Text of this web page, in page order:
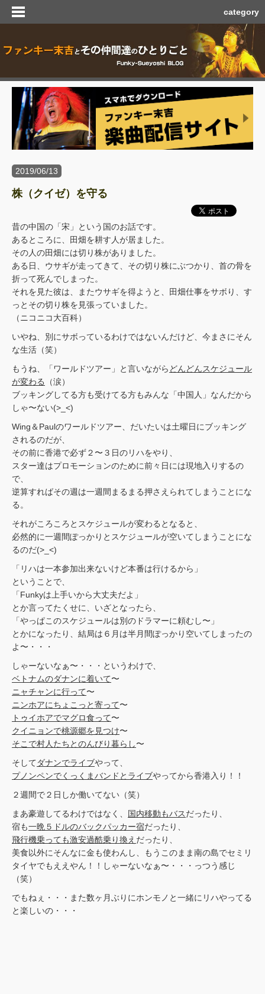
category
2019/06/13
株（クイゼ）を守る
昔の中国の「宋」という国のお話です。
あるところに、田畑を耕す人が居ました。
その人の田畑には切り株がありました。
ある日、ウサギが走ってきて、その切り株にぶつかり、首の骨を
折って死んでしまった。
それを見た彼は、またウサギを得ようと、田畑仕事をサボり、す
っとその切り株を見張っていました。
（ニコニコ大百科）
いやね、別にサボっているわけではないんだけど、今まさにそん
な生活（笑）
もうね、「ワールドツアー」と言いながら どんどんスケジュール
が変わる
（涙）
ブッキングしてる方も受けてる方もみんな「中国人」なんだから
しゃ〜ない(>_<)
Wing＆Paulのワールドツアー、だいたいは土曜日にブッキング
されるのだが、
その前に香港で必ず２〜３日のリハをやり、
スター達はプロモーションのために前々日には現地入りするの
で、
逆算すればその週は一週間まるまる押さえられてしまうことにな
る。
それがころころとスケジュールが変わるとなると、
必然的に一週間ぽっかりとスケジュールが空いてしまうことにな
るのだ(>_<)
「リハは一本参加出来ないけど本番は行けるから」
ということで、
「Funkyは上手いから大丈夫だよ」
とか言ってたくせに、いざとなったら、
「やっぱこのスケジュールは別のドラマーに頼むし〜」
とかになったり、結局は６月は半月間ぽっかり空いてしまったの
よ〜・・・
しゃーないなぁ〜・・・というわけで、
ベトナムのダナンに着いて〜
ニャチャンに行って〜
ニンホアにちょこっと寄って〜
トゥイホアでマグロ食って〜
クイニョンで桃源郷を見つけ〜
そこで村人たちとのんびり暮らし〜
そしてダナンでライブやって、
プノンペンでくっくまバンドとライブやってから香港入り！！
２週間で２日しか働いてない（笑）
まあ豪遊してるわけではなく、
国内移動もバスだったり、
宿も一晩５ドルのバックパッカー宿だったり、
飛行機乗っても激安過酷乗り換え だったり、
美食以外にそんなに金も使わんし、もうこのまま南の島でセミリ
タイヤでもええやん！！しゃーないなぁ〜・・・っつう感じ
（笑）
でもねぇ・・・また数ヶ月ぶりにホンモノと一緒にリハやってる
と楽しいの・・・